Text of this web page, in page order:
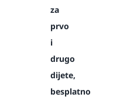
za
prvo
i
drugo
dijete,
besplatno